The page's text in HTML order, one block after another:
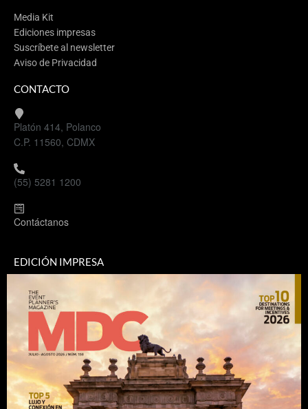
Media Kit
Ediciones impresas
Suscríbete al newsletter
Aviso de Privacidad
CONTACTO
Platón 414, Polanco
C.P. 11560, CDMX
(55) 5281 1200
Contáctanos
EDICIÓN IMPRESA